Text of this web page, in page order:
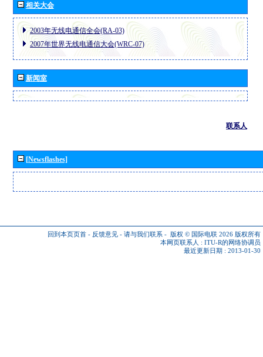
相关大会
2003年无线电通信全会(RA-03)
2007年世界无线电通信大会(WRC-07)
新闻室
联系人
[Newsflashes]
回到本页页首 - 反馈意见 - 请与我们联系 - 版权 © 国际电联 2026 版权所有
本网页联系人 : ITU-R的网络协调员
最近更新日期 : 2013-01-30